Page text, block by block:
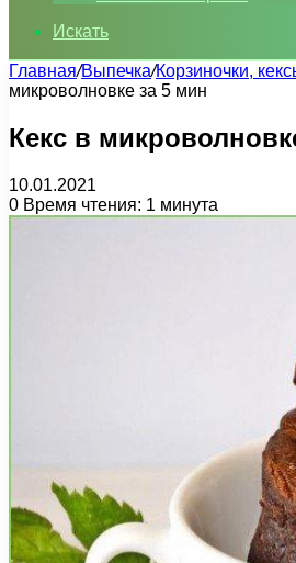
Искать
Главная/Выпечка/Корзиночки,
микроволновке за 5 мин
Кекс в
10.01.2021
0 Время чтения: 1 минута